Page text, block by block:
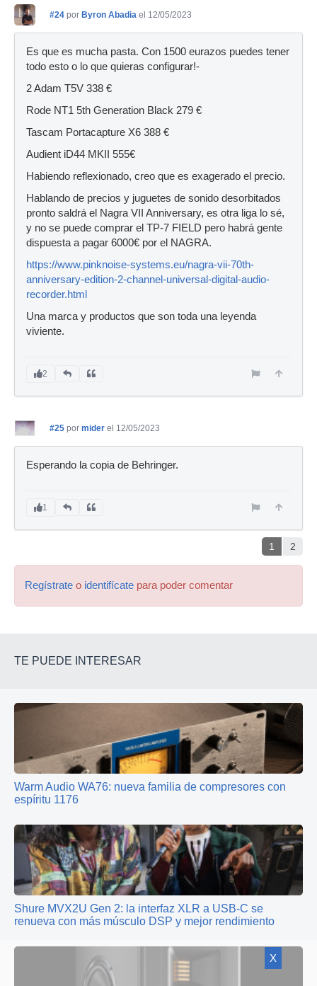
#24 por Byron Abadia el 12/05/2023
Es que es mucha pasta. Con 1500 eurazos puedes tener
todo esto o lo que quieras configurar!-
2 Adam T5V 338 €
Rode NT1 5th Generation Black 279 €
Tascam Portacapture X6 388 €
Audient iD44 MKII 555€
Habiendo reflexionado, creo que es exagerado el precio.
Hablando de precios y juguetes de sonido desorbitados
pronto saldrá el Nagra VII Anniversary, es otra liga lo sé,
y no se puede comprar el TP-7 FIELD pero habrá gente
dispuesta a pagar 6000€ por el NAGRA.
https://www.pinknoise-systems.eu/nagra-vii-70th-
anniversary-edition-2-channel-universal-digital-audio-
recorder.html
Una marca y productos que son toda una leyenda
viviente.
2
#25 por mider el 12/05/2023
Esperando la copia de Behringer.
1
1 2
Regístrate o identifícate para poder comentar
TE PUEDE INTERESAR
Warm Audio WA76: nueva familia de compresores con
espíritu 1176
Shure MVX2U Gen 2: la interfaz XLR a USB-C se
renueva con más músculo DSP y mejor rendimiento
X